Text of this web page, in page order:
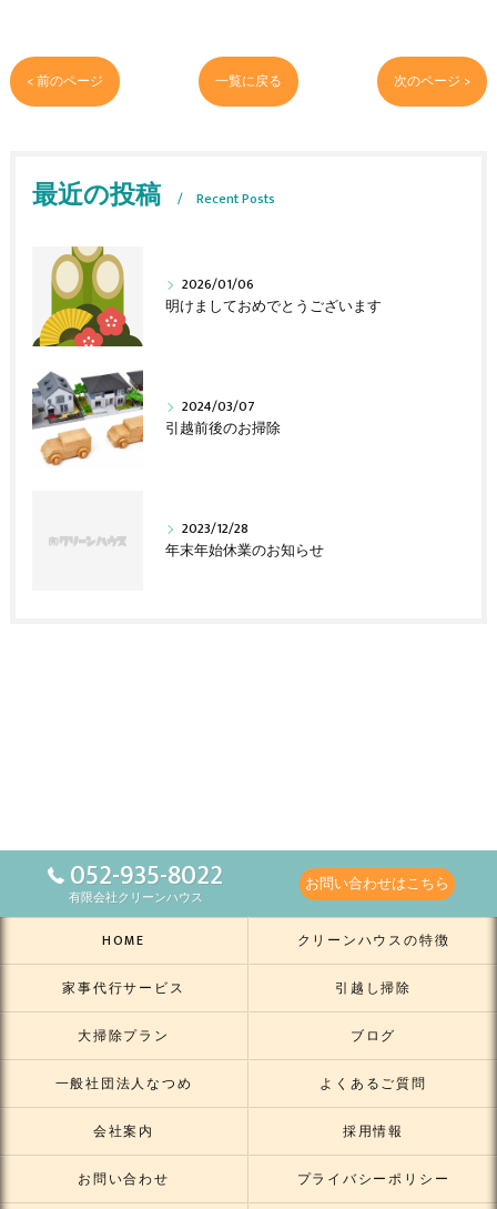
< 前のページ 一覧に戻る 次のページ >
最近の投稿 Recent Posts
2026/01/06
明けましておめでとうございます
2024/03/07
引越前後のお掃除
2023/12/28
年末年始休業のお知らせ
052-935-8022
有限会社クリーンハウス
お問い合わせはこちら
HOME クリーンハウスの特徴
家事代行サービス 引越し掃除
大掃除プラン ブログ
一般社団法人なつめ よくあるご質問
会社案内 採用情報
お問い合わせ プライバシーポリシー